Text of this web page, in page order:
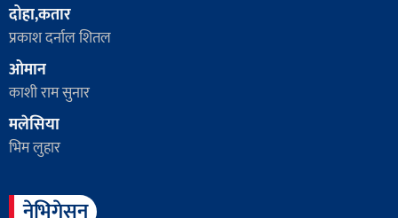
दोहा,कतार
प्रकाश दर्नाल शितल
ओमान
काशी राम सुनार
मलेसिया
भिम लुहार